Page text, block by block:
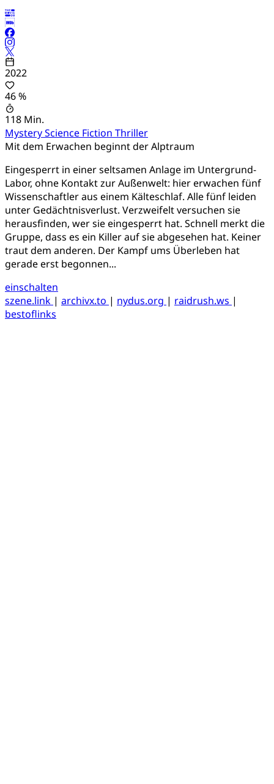
2022
46 %
118 Min.
MysteryScience Fiction Thriller
Mit dem Erwachen beginnt der Alptraum
Eingesperrt in einer seltsamen Anlage im Untergrund-
Labor, ohne Kontakt zur Außenwelt: hier erwachen fünf
Wissenschaftler aus einem Kälteschlaf. Alle fünf leiden
unter Gedächtnisverlust. Verzweifelt versuchen sie
herausfinden, wer sie eingesperrt hat. Schnell merkt die
Gruppe, dass es ein Killer auf sie abgesehen hat. Keiner
traut dem anderen. Der Kampf ums Überleben hat
gerade erst begonnen...
einschalten
szene.link | archivx.to | nydus.org | raidrush.ws |
bestoflinks